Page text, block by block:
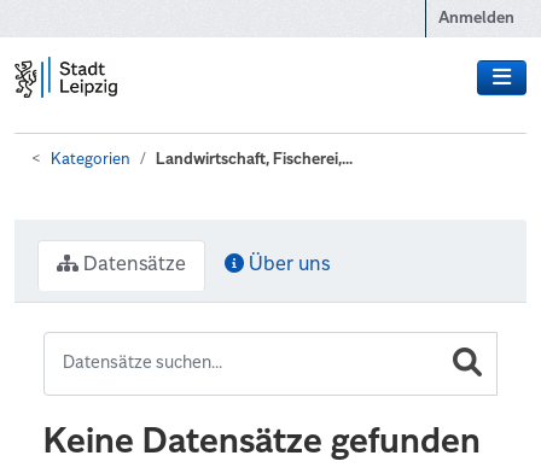
Anmelden
Kategorien Landwirtschaft, Fischerei,...
Datensätze Über uns
Keine Datensätze gefunden